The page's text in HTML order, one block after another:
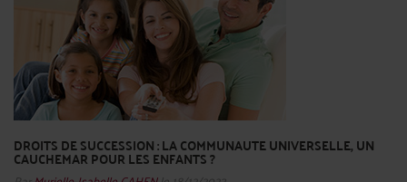
DROITS DE SUCCESSION : LA COMMUNAUTE UNIVERSELLE, UN
CAUCHEMAR POUR LES ENFANTS ?